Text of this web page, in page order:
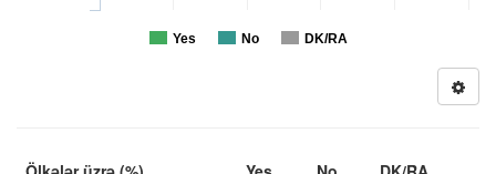
Yes No DK/RA